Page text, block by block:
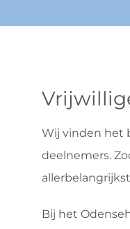
Wij vinden het
deelnemers.
Bij het